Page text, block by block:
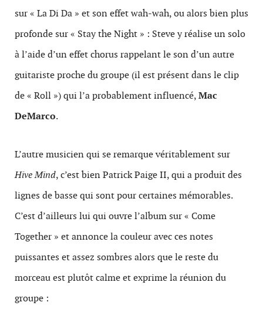
sur « La Di Da » et son effet wah-wah, ou alors bien plus
profonde sur « Stay the Night » : Steve y réalise un solo
à l’aide d’un effet chorus rappelant le son d’un autre
guitariste proche du groupe (il est présent dans le clip
de « Roll ») qui l’a probablement influencé,Mac
DeMarco.
L’autre musicien qui se remarque véritablement sur
Hive Mind, c’est bien Patrick Paige II, qui a produit des
lignes de basse qui sont pour certaines mémorables.
C’est d’ailleurs lui qui ouvre l’album sur « Come
Together » et annonce la couleur avec ces notes
puissantes et assez sombres alors que le reste du
morceau est plutôt calme et exprime la réunion du
groupe :